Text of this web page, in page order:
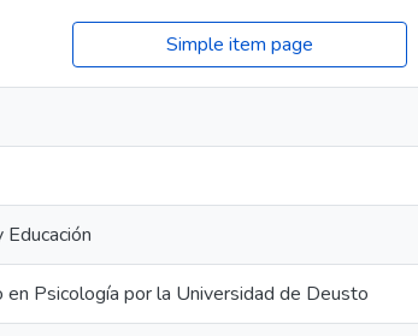
Simple item page
Psicología por la Universidad de Deusto